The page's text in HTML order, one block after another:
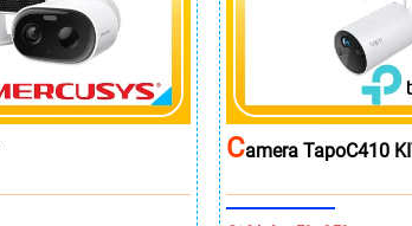
CAmera TapoC410